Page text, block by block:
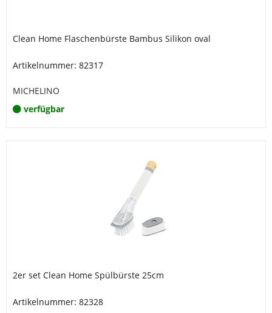
Clean Home Flaschenbürste Bambus Silikon oval
Artikelnummer: 82317
MICHELINO
verfügbar
2er set Clean Home Spülbürste 25cm
Artikelnummer: 82328